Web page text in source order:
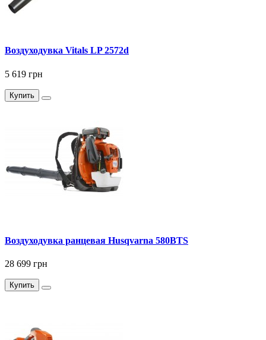
Воздуходувка Vitals LP 2572d
5 619 грн
Купить
Воздуходувка ранцевая Husqvarna 580BTS
28 699 грн
Купить